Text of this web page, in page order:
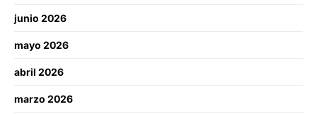
junio 2026
mayo 2026
abril 2026
marzo 2026